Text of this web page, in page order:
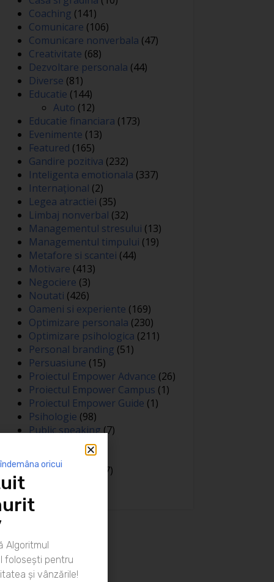
Coaching (141)
Comunicare (106)
Comunicare nonverbala (47)
Creativitate (68)
Dezvoltare personala (44)
Diverse (81)
Educatie (144)
Auto (12)
Educatie financiara (173)
Evenimente (13)
Featured (165)
Gandire pozitiva (232)
Inteligenta emotionala (337)
Internațional (2)
Legea atractiei (35)
Limbaj nonverbal (32)
Managementul stresului (13)
Managementul timpului (19)
Metafore si scantei (44)
Motivare (413)
Negociere (3)
Noutati (426)
Oameni si experiente (169)
Optimizare personala (230)
Optimizare psihologica (211)
Personal branding (51)
Persuasiune (15)
Proiectul Empower Advance (26)
Proiectul Empower Campus (1)
Proiectul Empower Guide (1)
Psihologie (98)
Public speaking(7)
(81)
Spiritualitate
(127)
oricui
Algoritmul
folosești pentru
și vânzările!